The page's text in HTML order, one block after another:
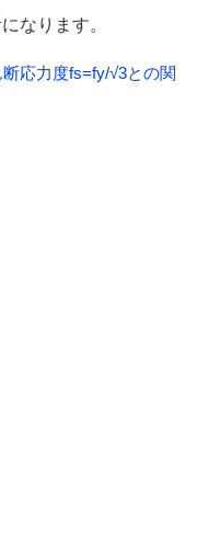
なります。
応力度fs=fy/√3との関